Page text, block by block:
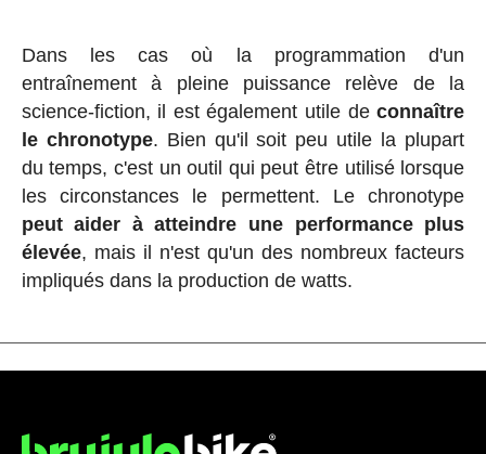
Dans les cas où la programmation d'un
entraînement à pleine puissance relève de la
science-fiction, il est également utile deconnaître
le chronotype. Bien qu'il soit peu utile la plupart
du temps, c'est un outil qui peut être utilisé lorsque
les circonstances le permettent. Le chronotype
peut aider à atteindre une performance plus
élevée, mais il n'est qu'un des nombreux facteurs
impliqués dans la production de watts.